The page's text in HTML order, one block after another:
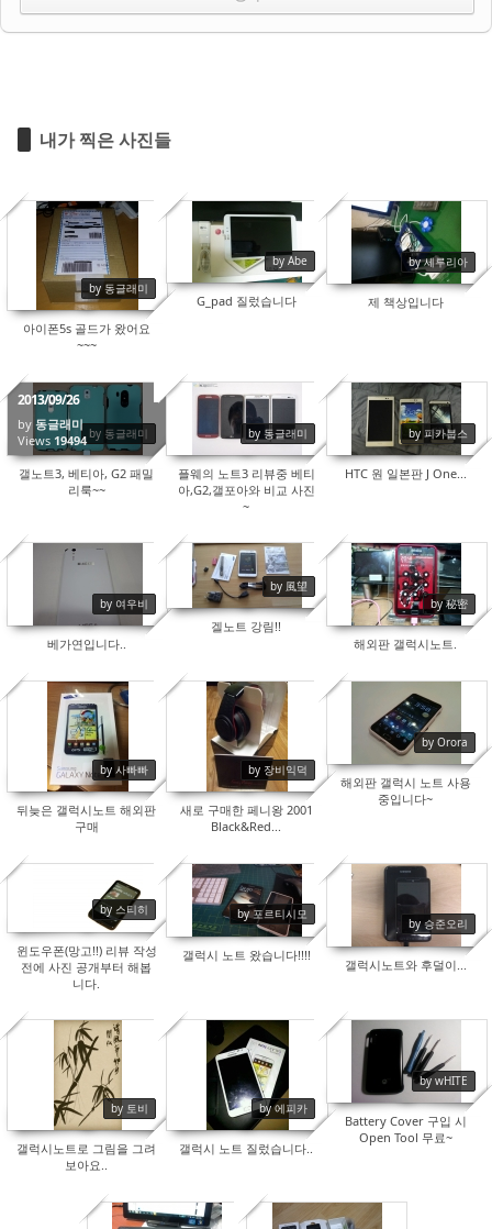
내가 찍은 사진들
by 동글래미
17265
아이폰5s 골드가 왔어요
~~~
by Abe
16852
G_pad 질렀습니다
by 세루리아
16999
제 책상입니다
by 동글래미
2013/09/26
by 동글래미
Views 19494
갤노트3, 베티아, G2 패밀
리룩~~
by 동글래미
21122
플웨의 노트3 리뷰중 베티
아,G2,갤포아와 비교 사진
~
by 피카붑스
17597
HTC 원 일본판 J One...
by 여우비
베가연입니다..
by 風望
15406
겔노트 강림!!
by 秘密
16837
해외판 갤럭시노트.
by 사빠빠
15837
뒤늦은 갤럭시노트 해외판
구매
by 장비익덕
15654
새로 구매한 페니왕 2001
Black&Red...
by Orora
15542
해외판 갤럭시 노트 사용
중입니다~
by 스티히
윈도우폰(망고!!) 리뷰 작성
전에 사진 공개부터 해봅
니다.
by 포르티시모
15962
갤럭시 노트 왔습니다!!!!
by 승준오리
16600
갤럭시노트와 후덜이...
by 토비
13898
갤럭시노트로 그림을 그려
보아요..
by 에피카
13726
갤럭시 노트 질렀습니다..
by wHITE
12955
Battery Cover 구입 시
Open Tool 무료~